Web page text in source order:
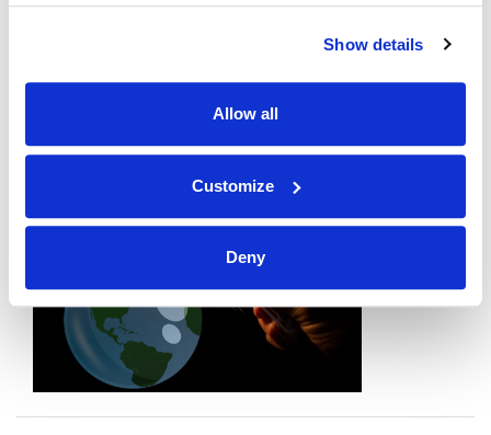
Show details
Allow all
Customize
Deny
Gründer Elon Musk: "Die Menschen müssen die